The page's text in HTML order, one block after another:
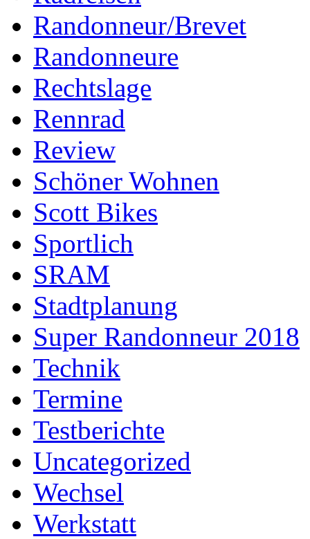
Randonneur/Brevet
Randonneure
Rechtslage
Rennrad
Review
Schöner Wohnen
Scott Bikes
Sportlich
SRAM
Stadtplanung
Super Randonneur 2018
Technik
Termine
Testberichte
Uncategorized
Wechsel
Werkstatt